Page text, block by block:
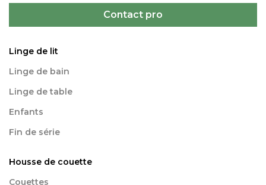
Contact pro
Linge de lit
Linge de bain
Linge de table
Enfants
Fin de série
Housse de couette
Couettes